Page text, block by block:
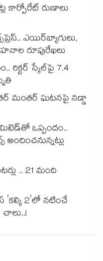
కార్పోరేట్ రుణాలు
ఎయిర్‌బ్యాగులు,
రూపురేఖలు
స్కేల్‎పై 7.4
మంతర్ ఘటనపై నడ్డా
ఒప్పందం..
.. 21 మంది
'కల్కి 2'లో నటించే